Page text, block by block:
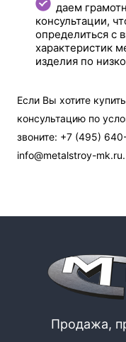
даем
консультации,
определиться с
характеристик
изделия по
Если Вы хотите
консультацию по
звоните: +7 (495)
info@metalstroy-mk.ru.
Продажа,